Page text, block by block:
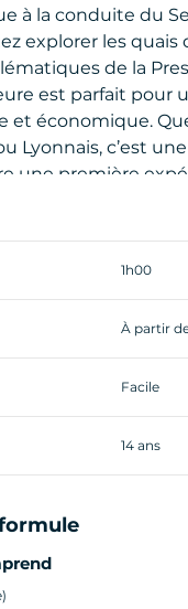
à la conduite du
explorer les quais
de la
est parfait pour
et économique.
Lyonnais, c’est
une première
1h00
À partir
Facile
14 ans